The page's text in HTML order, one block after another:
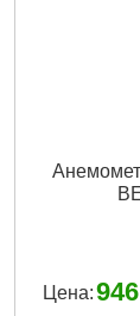
Цена:946